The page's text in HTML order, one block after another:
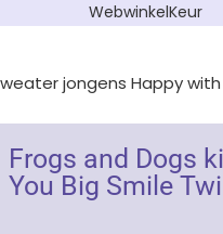
WebwinkelKeur
jongens Happy
Frogs and Dogs
You Big Smile